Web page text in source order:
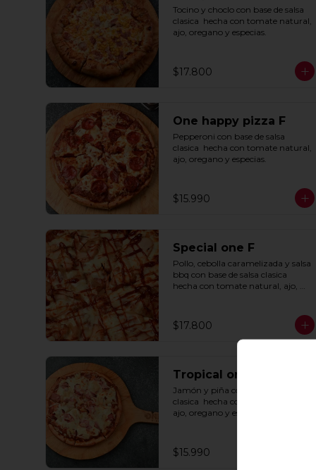
Tocino y choclo con base de salsa
clasica  hecha con tomate natural,
ajo, oregano y especias.
$17.800
One happy pizza F
Pepperoni con base de salsa
clasica  hecha con tomate natural,
ajo, oregano y especias.
$15.990
Special one F
Pollo, cebolla caramelizada y salsa
bbq con base de salsa clasica
hecha con tomate natural, ajo,
$17.800
Tropical one F
Jamón y piña con base de salsa
clasica  hecha con tomate natural,
ajo, oregano y especias.
$15.990